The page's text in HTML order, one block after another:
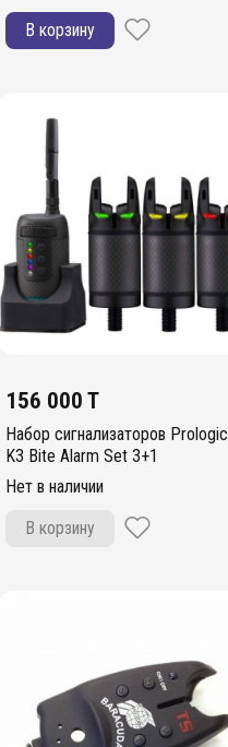
В корзину
156 000 T
Набор сигнализаторов Prologic
K3 Bite Alarm Set 3+1
Нет в наличии
В корзину